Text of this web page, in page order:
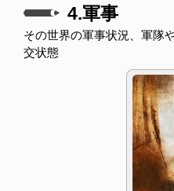
4.軍事
その世界の軍事状況、軍隊
交状態